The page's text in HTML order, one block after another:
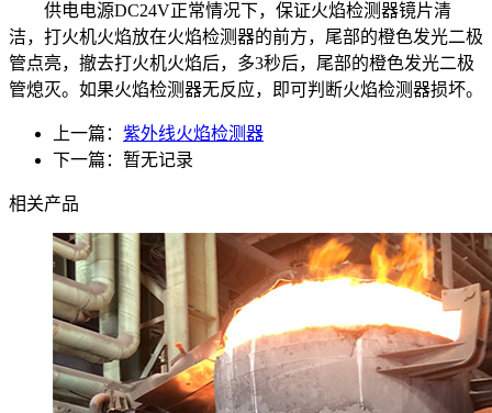
供电电源DC24V正常情况下，保证火焰检测器镜片清
洁，打火机火焰放在火焰检测器的前方，尾部的橙色发光二极
管点亮，撤去打火机火焰后，多3秒后，尾部的橙色发光二极
管熄灭。如果火焰检测器无反应，即可判断火焰检测器损坏。
上一篇： 紫外线火焰检测器
下一篇：暂无记录
相关产品